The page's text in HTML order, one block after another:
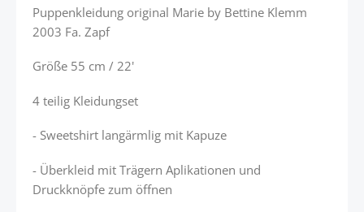
Puppenkleidung original Marie by Bettine Klemm
2003 Fa. Zapf
Größe 55 cm / 22'
4 teilig Kleidungset
- Sweetshirt langärmlig mit Kapuze
- Überkleid mit Trägern Aplikationen und
Druckknöpfe zum öffnen